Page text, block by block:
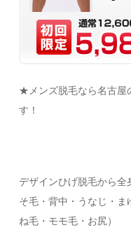
★メンズ脱毛なら名古屋
す！
デザインひげ脱毛から
そ毛・背中・うなじ・
ね毛・モモ毛・お尻）